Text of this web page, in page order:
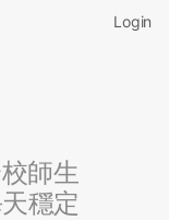
Login
師生
穩定